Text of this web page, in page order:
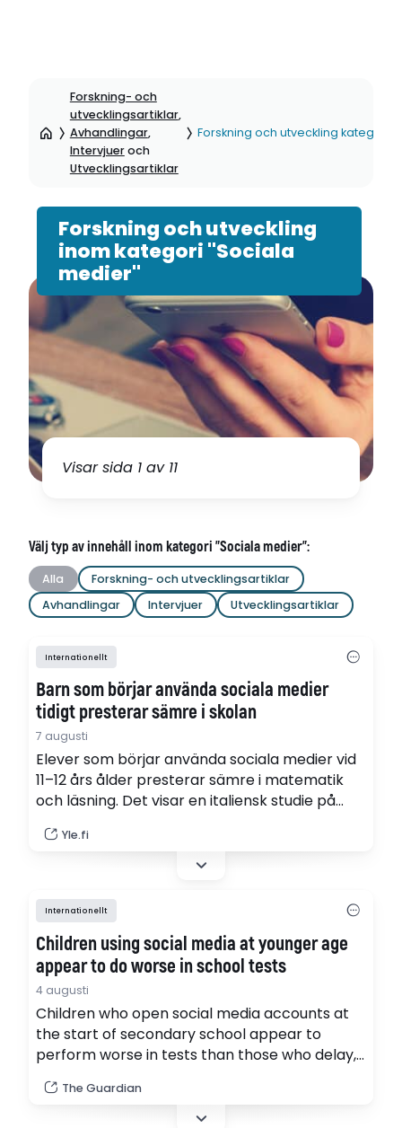
sidinnehåll
Forskning- och
utvecklingsartiklar,
Avhandlingar,
Intervjueroch
Utvecklingsartiklar
Forskning och utveckling kategori:
Forskning och utveckling
inom kategori "Sociala
medier"
Visar sida 1 av 11
Välj typ av innehåll inom kategori "Sociala medier":
Alla
Forskning- och utvecklingsartiklar
Avhandlingar
Intervjuer Utvecklingsartiklar
Internationellt
Barn som börjar använda sociala medier
tidigt presterar sämre i skolan
7 augusti
Elever som börjar använda sociala medier vid
11–12 års ålder presterar sämre i matematik
och läsning. Det visar en italiensk studie på
Yle.fi
Internationellt
Children using social media at younger age
appear to do worse in school tests
4 augusti
Children who open social media accounts at
the start of secondary school appear to
perform worse in tests than those who delay,
constant checking for updates is a major
distraction for many students.
The Guardian